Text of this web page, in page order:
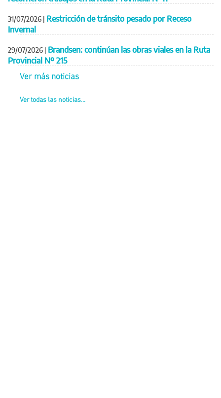
31/07/2026 | Restricción de tránsito pesado por Receso
Invernal
29/07/2026 | Brandsen: continúan las obras viales en la Ruta
Provincial Nº 215
Ver más noticias
Ver todas las noticias...